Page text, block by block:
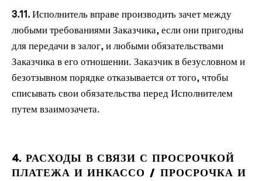
3.11. Исполнитель вправе производить зачет между
любыми требованиями Заказчика, если они пригодны
для передачи в залог, и любыми обязательствами
Заказчика в его отношении. Заказчик в безусловном и
безотзывном порядке отказывается от того, чтобы
списывать свои обязательства перед Исполнителем
путем взаимозачета.
4. РАСХОДЫ В СВЯЗИ С ПРОСРОЧКОЙ
ПЛАТЕЖА И ИНКАССО / ПРОСРОЧКА И